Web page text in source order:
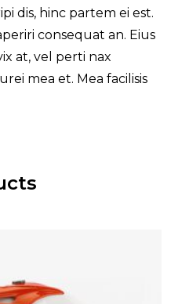
dis, hinc partem ei est.
consequat an. Eius
at, vel perti nax
mea et. Mea facilisis